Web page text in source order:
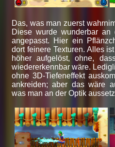
Das, was man zuerst
Diese wurde wunderbar
angepasst. Hier ein
dort feinere Texturen. Alles
höher aufgelöst, ohne,
wiedererkennbar wäre.
ohne 3D-Tiefeneffekt
ankreiden; aber das wäre
was man an der Optik